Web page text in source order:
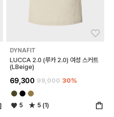
DYNAFIT
LUCCA 2.0 (루카 2.0) 여성 스커트
(LBeige)
69,300 99,000 30%
5 5 (1)